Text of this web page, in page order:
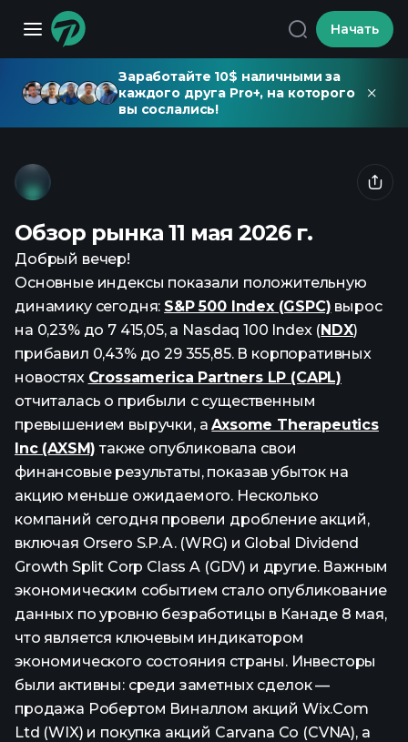
Начать
Заработайте 10$ наличными за
каждого друга Pro+, на которого
вы сослались!
Обзор рынка 11 мая 2026 г.
Добрый вечер!
Основные индексы показали положительную
динамику сегодня: S&P 500 Index (GSPC) вырос
на 0,23% до 7 415,05, а Nasdaq 100 Index (NDX)
прибавил 0,43% до 29 355,85. В корпоративных
новостях Crossamerica Partners LP (CAPL)
отчиталась о прибыли с существенным
превышением выручки, аAxsome Therapeutics
Inc (AXSM) также опубликовала свои
финансовые результаты, показав убыток на
акцию меньше ожидаемого. Несколько
компаний сегодня провели дробление акций,
включая Orsero S.P.A. (WRG) и Global Dividend
Growth Split Corp Class A (GDV) и другие. Важным
экономическим событием стало опубликование
данных по уровню безработицы в Канаде 8 мая,
что является ключевым индикатором
экономического состояния страны. Инвесторы
были активны: среди заметных сделок —
продажа Робертом Виналлом акций Wix.Com
Ltd (WIX) и покупка акций Carvana Co (CVNA), а